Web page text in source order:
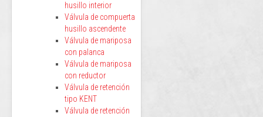
husillo interior
Válvula de compuerta
husillo ascendente
Válvula de mariposa
con palanca
Válvula de mariposa
con reductor
Válvula de retención
tipo KENT
Válvula de retención